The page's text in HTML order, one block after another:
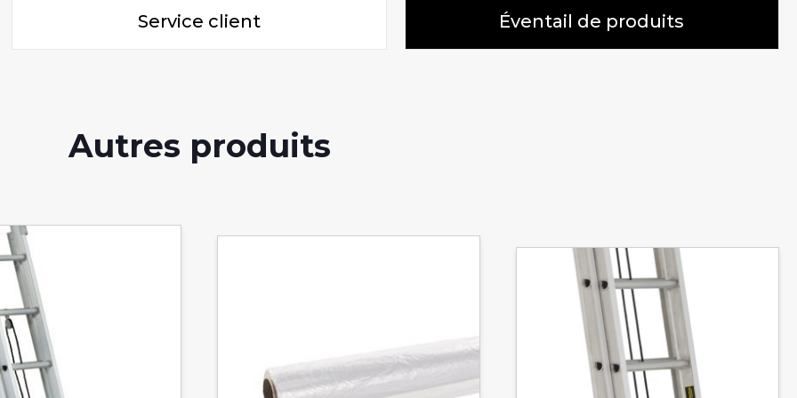
Service client Éventail de produits
Autres produits
options